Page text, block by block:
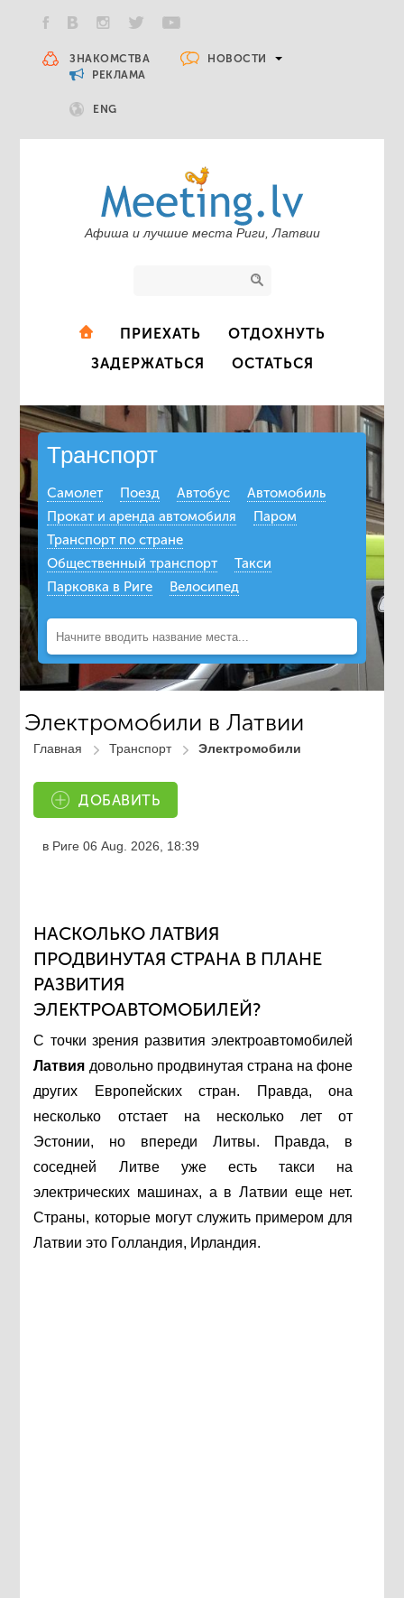
ЗНАКОМСТВА
НОВОСТИ
РЕКЛАМА
ENG
Афиша и лучшие места Риги, Латвии
ПРИЕХАТЬ
ОТДОХНУТЬ
ЗАДЕРЖАТЬСЯ
ОСТАТЬСЯ
Транспорт
Самолет Поезд Автобус
Автомобиль
Прокат и аренда автомобиля
Паром
Транспорт по стране
Общественный транспорт
Такси
Парковка в Риге
Велосипед
Электромобили в Латвии
Главная Транспорт Электромобили
ДОБАВИТЬ
в Риге06 Aug. 2026, 18:39
НАСКОЛЬКО ЛАТВИЯ
ПРОДВИНУТАЯ СТРАНА В ПЛАНЕ
РАЗВИТИЯ
ЭЛЕКТРОАВТОМОБИЛЕЙ?
С точки зрения развития электроавтомобилей
Латвия довольно продвинутая страна на фоне
других Европейских стран. Правда, она
несколько отстает на несколько лет от
Эстонии, но впереди Литвы. Правда, в
соседней Литве уже есть такси на
электрических машинах, а в Латвии еще нет.
Страны, которые могут служить примером для
Латвии это Голландия, Ирландия.